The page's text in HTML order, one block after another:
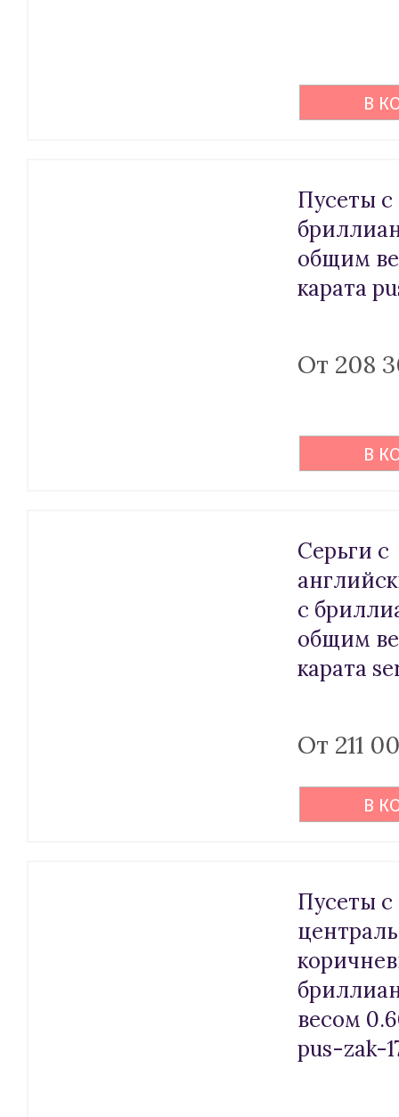
В
Пусеты с
общим
карата
От 208
В
Серьги с
с
общим
карата
От 211
В
Пусеты с
весом
pus-zak-